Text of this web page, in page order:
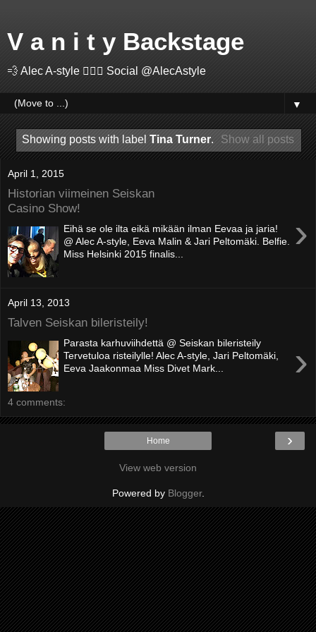
V a n i t y Backstage
💨 Alec A-style 🤽🏻‍♂️ Social @AlecAstyle
▼
Showing posts with label Tina Turner. Show all posts
April 1, 2015
Historian viimeinen Seiskan
Casino Show!
›
Eihä se ole ilta eikä mikään ilman Eevaa ja jaria!
@ Alec A-style, Eeva Malin & Jari Peltomäki. Belfie.
Miss Helsinki 2015 finalis...
April 13, 2013
Talven Seiskan bileristeily!
›
Parasta karhuviihdettä @ Seiskan bileristeily
Tervetuloa risteilylle! Alec A-style, Jari Peltomäki,
Eeva Jaakonmaa Miss Divet Mark...
4 comments:
›
Home
View web version
Powered by Blogger.